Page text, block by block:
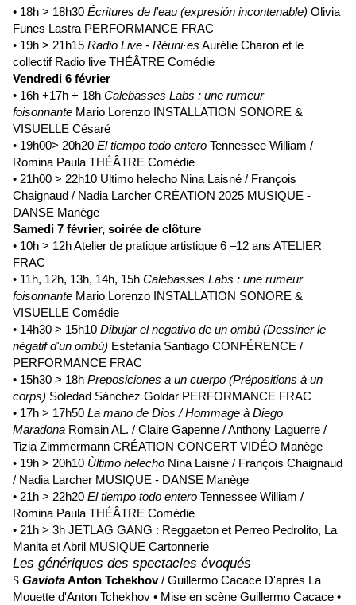
• 18h > 18h30 Écritures de l'eau (expresión incontenable) Olivia
Funes Lastra PERFORMANCE FRAC
• 19h > 21h15 Radio Live - Réuni·es Aurélie Charon et le
collectif Radio live THÉÂTRE Comédie
Vendredi 6 février
• 16h +17h + 18h Calebasses Labs : une rumeur
foisonnante Mario Lorenzo INSTALLATION SONORE &
VISUELLE Césaré
• 19h00> 20h20 El tiempo todo entero Tennessee William /
Romina Paula THÉÂTRE Comédie
• 21h00 > 22h10 Ultimo helecho Nina Laisné / François
Chaignaud / Nadia Larcher CRÉATION 2025 MUSIQUE -
DANSE Manège
Samedi 7 février, soirée de clôture
• 10h > 12h Atelier de pratique artistique 6 –12 ans ATELIER
FRAC
• 11h, 12h, 13h, 14h, 15h Calebasses Labs : une rumeur
foisonnante Mario Lorenzo INSTALLATION SONORE &
VISUELLE Comédie
• 14h30 > 15h10 Dibujar el negativo de un ombú (Dessiner le
négatif d'un ombú) Estefanía Santiago CONFÉRENCE /
PERFORMANCE FRAC
• 15h30 > 18h Preposiciones a un cuerpo (Prépositions à un
corps) Soledad Sánchez Goldar PERFORMANCE FRAC
• 17h > 17h50 La mano de Dios / Hommage à Diego
Maradona Romain AL. / Claire Gapenne / Anthony Laguerre /
Tizia Zimmermann CRÉATION CONCERT VIDÉO Manège
• 19h > 20h10 Ùltimo helecho Nina Laisné / François Chaignaud
/ Nadia Larcher MUSIQUE - DANSE Manège
• 21h > 22h20 El tiempo todo entero Tennessee William /
Romina Paula THÉÂTRE Comédie
• 21h > 3h JETLAG GANG : Reggaeton et Perreo Pedrolito, La
Manita et Abril MUSIQUE Cartonnerie
Les génériques des spectacles évoqués
S GaviotaAnton Tchekhov/ Guillermo Cacace D'après La
Mouette d'Anton Tchekhov • Mise en scène Guillermo Cacace •